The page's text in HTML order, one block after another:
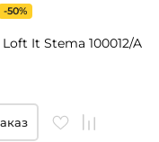
-50%
It Stema 100012/A